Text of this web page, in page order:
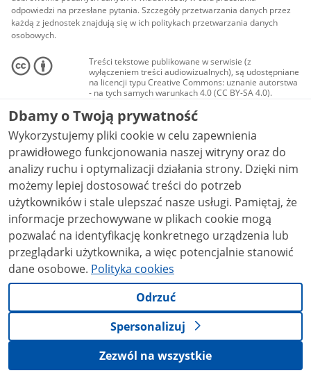
odpowiedzi na przesłane pytania. Szczegóły przetwarzania danych przez
każdą z jednostek znajdują się w ich politykach przetwarzania danych
osobowych.
Treści tekstowe publikowane w serwisie (z
wyłączeniem treści audiowizualnych), są udostępniane
na licencji typu Creative Commons: uznanie autorstwa
- na tych samych warunkach 4.0 (CC BY-SA 4.0).
Materiały audiowizualne, w tym zdjęcia, materiały
audio i wideo, są udostępniane na licencji typu
Creative Commons: uznanie autorstwa użycie
niekomercyjne - bez utworów zależnych 4.0 (CC BY-
NC-ND 4.0), o ile nie jest to stwierdzone inaczej.
Dbamy o Twoją prywatność
Wykorzystujemy pliki cookie w celu zapewnienia
prawidłowego funkcjonowania naszej witryny oraz do
analizy ruchu i optymalizacji działania strony. Dzięki nim
możemy lepiej dostosować treści do potrzeb
użytkowników i stale ulepszać nasze usługi. Pamiętaj, że
informacje przechowywane w plikach cookie mogą
pozwalać na identyfikację konkretnego urządzenia lub
przeglądarki użytkownika, a więc potencjalnie stanowić
dane osobowe. Polityka cookies
Odrzuć
Spersonalizuj
Zezwól na wszystkie